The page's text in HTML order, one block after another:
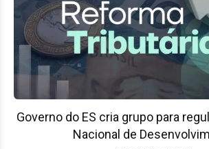
Governo do ES cria grupo para
Nacional de